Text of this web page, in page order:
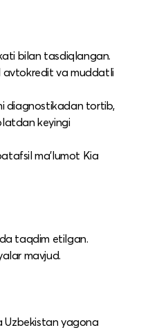
bilan tasdiqlangan.
avtokredit va muddatli
diagnostikadan tortib,
keyingi
ma’lumot Kia
taqdim etilgan.
mavjud.​
Uzbekistan yagona